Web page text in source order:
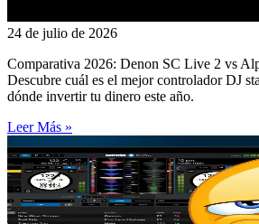
24 de julio de 2026
Comparativa 2026: Denon SC Live 2 vs
Descubre cuál es el mejor controlador DJ
dónde invertir tu dinero este año.
Leer Más »